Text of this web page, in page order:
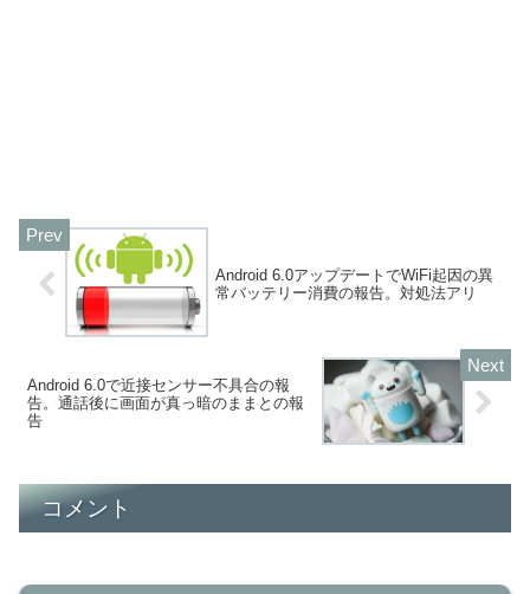
Android 6.0アップデートでWiFi起因の異
常バッテリー消費の報告。対処法アリ
Android 6.0で近接センサー不具合の報
告。通話後に画面が真っ暗のままとの報
告
コメント